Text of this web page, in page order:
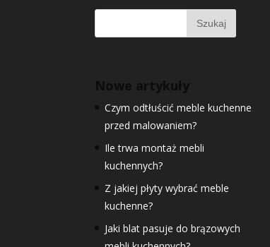
Nowe artykuły
Czym odtłuścić meble kuchenne
przed malowaniem?
Ile trwa montaż mebli
kuchennych?
Z jakiej płyty wybrać meble
kuchenne?
Jaki blat pasuje do brązowych